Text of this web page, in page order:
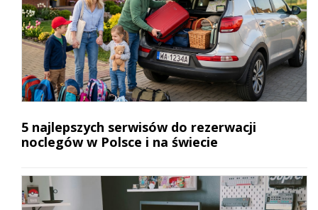
5 najlepszych serwisów do rezerwacji
noclegów w Polsce i na świecie